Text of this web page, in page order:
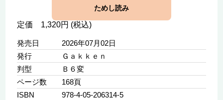
ためし読み
定価 1,320円 (税込)
発売日
2026年07月02日
発行
Ｇａｋｋｅｎ
判型
Ｂ６変
ページ数
168頁
ISBN
978-4-05-206314-5